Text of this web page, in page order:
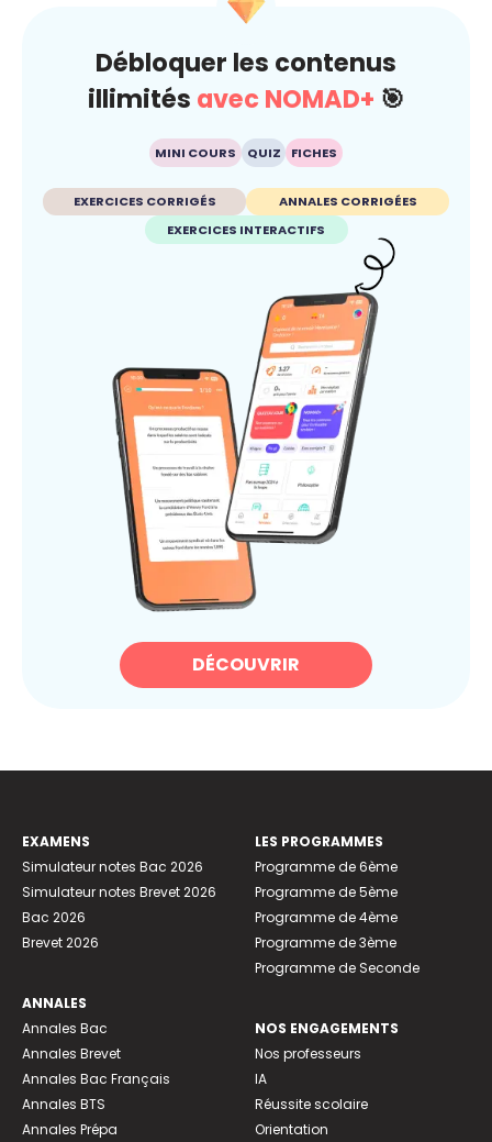
Débloquer les contenus
illimités avec NOMAD+ 🎯
MINI COURS QUIZ FICHES
EXERCICES CORRIGÉS
ANNALES CORRIGÉES
EXERCICES INTERACTIFS
DÉCOUVRIR
EXAMENS
Simulateur notes Bac 2026
Simulateur notes Brevet 2026
Bac 2026
Brevet 2026
ANNALES
Annales Bac
Annales Brevet
Annales Bac Français
Annales BTS
Annales Prépa
LES PROGRAMMES
Programme de 6ème
Programme de 5ème
Programme de 4ème
Programme de 3ème
Programme de Seconde
NOS ENGAGEMENTS
Nos professeurs
IA
Réussite scolaire
Orientation